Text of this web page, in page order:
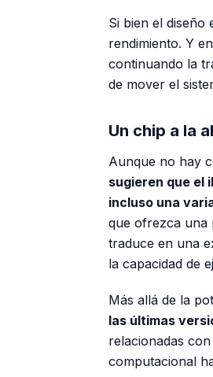
Si bien el diseño
rendimiento. Y
continuando la
de mover el
Un chip a la
Aunque no hay
sugieren que el
incluso una
que ofrezca una
traduce en una
la capacidad de
Más allá de la
las últimas
relacionadas
computacional